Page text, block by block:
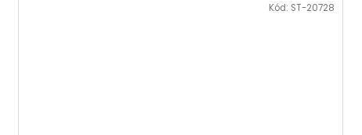
Kód: ST-20728